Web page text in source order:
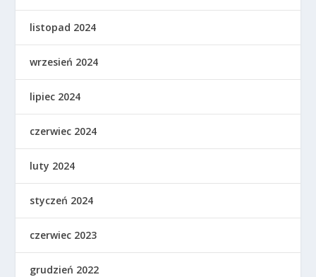
listopad 2024
wrzesień 2024
lipiec 2024
czerwiec 2024
luty 2024
styczeń 2024
czerwiec 2023
grudzień 2022